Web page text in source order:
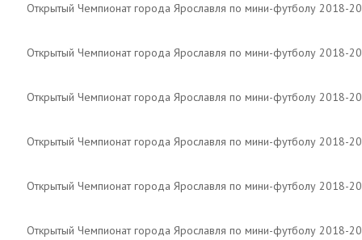
Открытый Чемпионат города Ярославля по мини-футболу 2018-
Открытый Чемпионат города Ярославля по мини-футболу 2018-
Открытый Чемпионат города Ярославля по мини-футболу 2018-
Открытый Чемпионат города Ярославля по мини-футболу 2018-
Открытый Чемпионат города Ярославля по мини-футболу 2018-
Открытый Чемпионат города Ярославля по мини-футболу 2018-